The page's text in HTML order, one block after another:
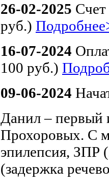
26-02-2025
руб.)
16-07-2024
100 руб.)
09-06-2024
Данил – первый
Прохоровых. С
эпилепсия, ЗПР
(задержка